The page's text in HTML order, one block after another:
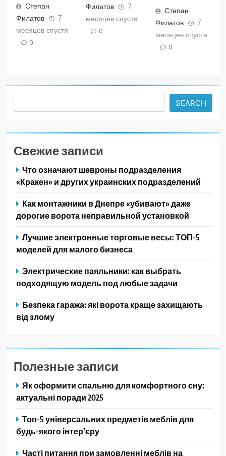
Степан
Филатов
7
месяцев спустя
0
Филатов
7
месяцев спустя
0
Степан
Филатов
7
месяцев спустя
0
SEARCH
Свежие записи
Что означают шевроны подразделения
«Кракен» и других украинских подразделений
Как монтажники в Днепре «убивают» даже
дорогие ворота неправильной установкой
Лучшие электронные торговые весы: ТОП-5
моделей для малого бизнеса
Электрические паяльники: как выбрать
подходящую модель под любые задачи
Безпека гаража: які ворота краще захищають
від злому
Полезные записи
Як оформити спальню для комфортного сну:
актуальні поради 2025
Топ-5 універсальних предметів меблів для
будь-якого інтер’єру
Часті питання при замовленні меблів на